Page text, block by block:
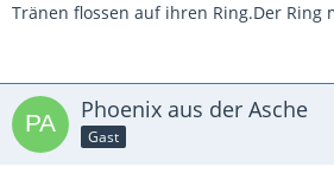
Tränen flossen auf ihren Ring.Der Ring
Phoenix aus der Asche
Gast